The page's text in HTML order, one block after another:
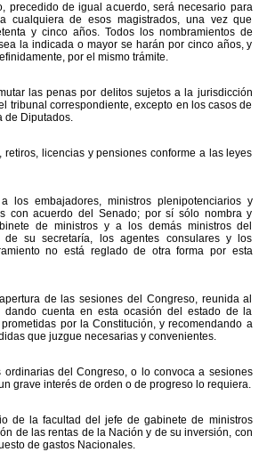
precedido de igual acuerdo, será necesario para
cualquiera de esos magistrados, una vez que
y cinco años. Todos los nombramientos de
la indicada o mayor se harán por cinco años, y
por el mismo trámite.
las penas por delitos sujetos a la jurisdicción
tribunal correspondiente, excepto en los casos de
de Diputados.
retiros, licencias y pensiones conforme a las leyes
los embajadores, ministros plenipotenciarios y
con acuerdo del Senado; por sí sólo nombra y
de ministros y a los demás ministros del
de su secretaría, los agentes consulares y los
no está reglado de otra forma por esta
de las sesiones del Congreso, reunida al
dando cuenta en esta ocasión del estado de la
por la Constitución, y recomendando a
que juzgue necesarias y convenientes.
ordinarias del Congreso, o lo convoca a sesiones
grave interés de orden o de progreso lo requiera.
de la facultad del jefe de gabinete de ministros
de las rentas de la Nación y de su inversión, con
de gastos Nacionales.